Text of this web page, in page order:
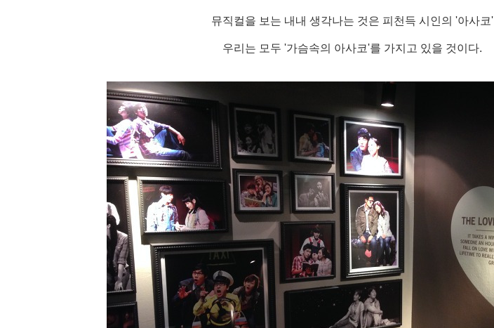
뮤직컬을 보는 내내 생각나는 것은 피천득 시인의 '아사코'
우리는 모두 '가슴속의 아사코'를 가지고 있을 것이다.